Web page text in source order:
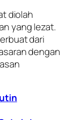
diolah
yang lezat.
dari
dengan